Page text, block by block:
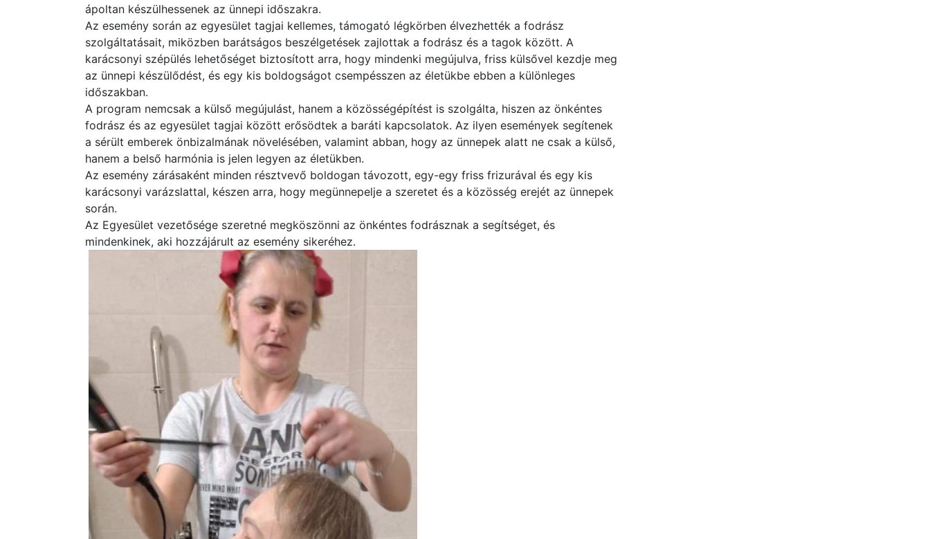
ápoltan készülhessenek az ünnepi időszakra.
Az esemény során az egyesület tagjai kellemes, támogató légkörben élvezhették a fodrász
szolgáltatásait, miközben barátságos beszélgetések zajlottak a fodrász és a tagok között. A
karácsonyi szépülés lehetőséget biztosított arra, hogy mindenki megújulva, friss külsővel kezdje meg
az ünnepi készülődést, és egy kis boldogságot csempésszen az életükbe ebben a különleges
időszakban.
A program nemcsak a külső megújulást, hanem a közösségépítést is szolgálta, hiszen az önkéntes
fodrász és az egyesület tagjai között erősödtek a baráti kapcsolatok. Az ilyen események segítenek
a sérült emberek önbizalmának növelésében, valamint abban, hogy az ünnepek alatt ne csak a külső,
hanem a belső harmónia is jelen legyen az életükben.
Az esemény zárásaként minden résztvevő boldogan távozott, egy-egy friss frizurával és egy kis
karácsonyi varázslattal, készen arra, hogy megünnepelje a szeretet és a közösség erejét az ünnepek
során.
Az Egyesület vezetősége szeretné megköszönni az önkéntes fodrásznak a segítséget, és
mindenkinek, aki hozzájárult az esemény sikeréhez.